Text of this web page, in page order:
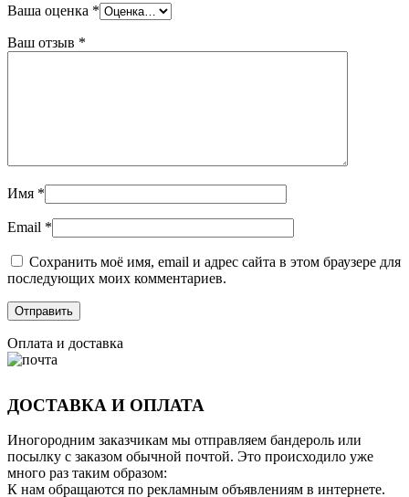
Ваша оценка *
Ваш отзыв *
Имя *
Email *
Сохранить моё имя, email и адрес сайта в этом браузере для
последующих моих комментариев.
Оплата и доставка
ДОСТАВКА И ОПЛАТА
Иногородним заказчикам мы отправляем бандероль или
посылку с заказом обычной почтой. Это происходило уже
много раз таким образом:
К нам обращаются по рекламным объявлениям в интернете.